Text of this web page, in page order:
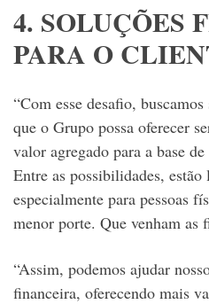
4. SOLUÇÕES
PARA O
“Com esse desafio,
que o Grupo possa oferecer
valor agregado para a base
Entre as possibilidades,
especialmente para pessoas
menor porte. Que venham as
“Assim, podemos ajudar
financeira, oferecendo mais